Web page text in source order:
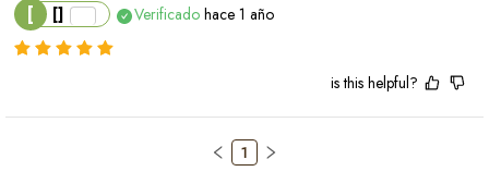
[ [] Verificado hace 1 año
is this helpful?
1